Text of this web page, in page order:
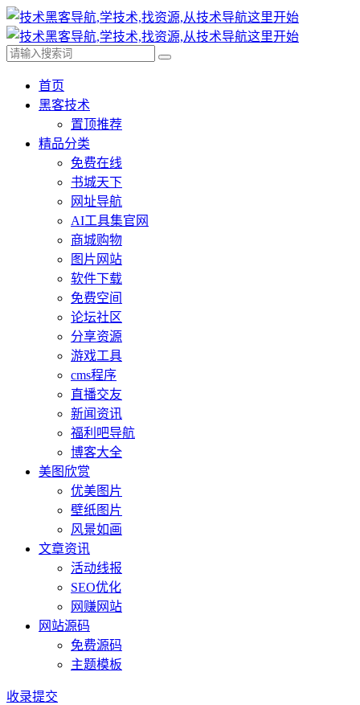
首页
黑客技术
置顶推荐
精品分类
免费在线
书城天下
网址导航
AI工具集官网
商城购物
图片网站
软件下载
免费空间
论坛社区
分享资源
游戏工具
cms程序
直播交友
新闻资讯
福利吧导航
博客大全
美图欣赏
优美图片
壁纸图片
风景如画
文章资讯
活动线报
SEO优化
网赚网站
网站源码
免费源码
主题模板
收录提交